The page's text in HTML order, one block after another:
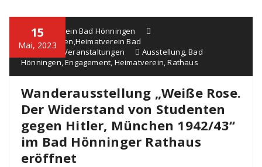
15
Mai, 2023
Heimatverein Bad Hönningen
Ausstellungen,Heimatverein Bad
Hönningen
Veranstaltungen Ausstellung,Bad
Hönningen,Engagement, Heimatverein,Rathaus
Wanderausstellung „Weiße Rose.
Der Widerstand von Studenten
gegen Hitler, München 1942/43“
im Bad Hönninger Rathaus
eröffnet